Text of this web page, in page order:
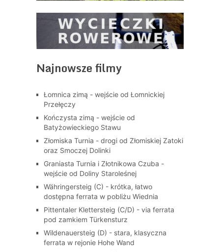
Najnowsze filmy
Łomnica zimą - wejście od Łomnickiej
Przełęczy
Kończysta zimą - wejście od
Batyżowieckiego Stawu
Złomiska Turnia - drogi od Złomiskiej Zatoki
oraz Smoczej Dolinki
Graniasta Turnia i Złotnikowa Czuba -
wejście od Doliny Staroleśnej
Währingersteig (C) - krótka, łatwo
dostępna ferrata w pobliżu Wiednia
Pittentaler Klettersteig (C/D) - via ferrata
pod zamkiem Türkensturz
Wildenauersteig (D) - stara, klasyczna
ferrata w rejonie Hohe Wand